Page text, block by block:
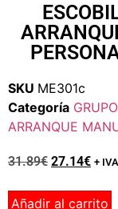
SKU ME301c
Categoría
ARRANQUE
31.89€ 27.14€ + IVA
Añadir al carrito